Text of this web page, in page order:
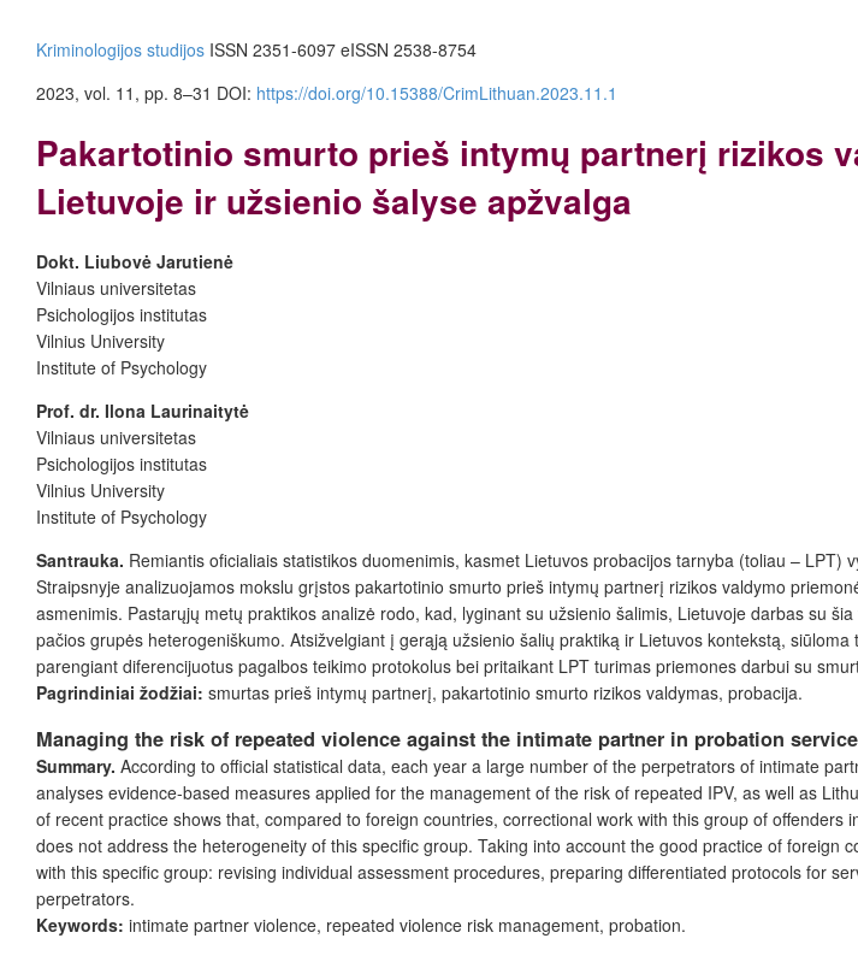
Kriminologijos studijos ISSN 2351-6097 eISSN 2538-8754
2023, vol. 11, pp. 8–31 DOI: https://doi.org/10.15388/CrimLithuan.2023.11.1
Pakartotinio smurto prieš intymų partnerį rizikos
Lietuvoje ir užsienio šalyse apžvalga
Dokt. Liubovė Jarutienė
Vilniaus universitetas
Psichologijos institutas
Vilnius University
Institute of Psychology
Prof. dr. Ilona Laurinaitytė
Vilniaus universitetas
Psichologijos institutas
Vilnius University
Institute of Psychology
Santrauka. Remiantis oficialiais statistikos duomenimis, kasmet Lietuvos probacijos tarnyba (toliau –
Straipsnyje analizuojamos mokslu grįstos pakartotinio smurto prieš intymų partnerį rizikos valdymo
asmenimis. Pastarųjų metų praktikos analizė rodo, kad, lyginant su užsienio šalimis, Lietuvoje darbas su
pačios grupės heterogeniškumo. Atsižvelgiant į gerąją užsienio šalių praktiką ir Lietuvos kontekstą,
parengiant diferencijuotus pagalbos teikimo protokolus bei pritaikant LPT turimas priemones darbui su
Pagrindiniai žodžiai: smurtas prieš intymų partnerį, pakartotinio smurto rizikos valdymas, probacija.
Managing the risk of repeated violence against the intimate partner in probation
Summary. According to official statistical data, each year a large number of the perpetrators of intimate
analyses evidence-based measures applied for the management of the risk of repeated IPV, as well as
of recent practice shows that, compared to foreign countries, correctional work with this group of
does not address the heterogeneity of this specific group. Taking into account the good practice of
with this specific group: revising individual assessment procedures, preparing differentiated protocols for
perpetrators.
Keywords: intimate partner violence, repeated violence risk management, probation.